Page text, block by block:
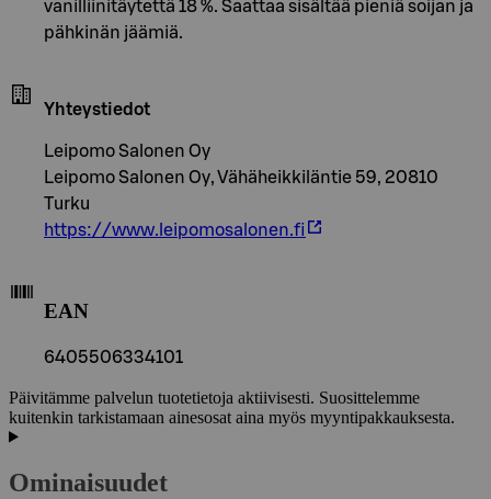
vanilliinitäytettä 18 %. Saattaa sisältää pieniä soijan ja
pähkinän jäämiä.
Yhteystiedot
Leipomo Salonen Oy
Leipomo Salonen Oy, Vähäheikkiläntie 59, 20810
Turku
https://www.leipomosalonen.fi
EAN
6405506334101
Päivitämme palvelun tuotetietoja aktiivisesti. Suosittelemme
kuitenkin tarkistamaan ainesosat aina myös myyntipakkauksesta.
Ominaisuudet